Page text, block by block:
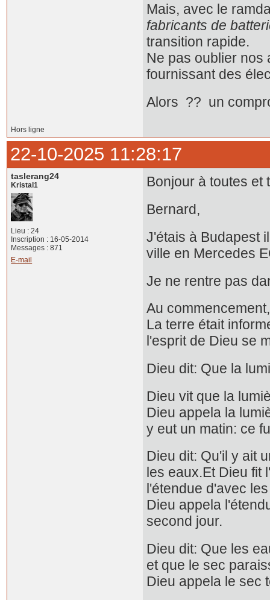
Mais, avec le
fabricants de
transition rapide.
Ne pas oublier nos
fournissant des
Alors ?? un
Hors ligne
22-10-2025 11:28:17
taslerang24
Kristal1
Lieu : 24
Inscription : 16-05-2014
Messages : 871
E-mail
Bonjour à toutes et
Bernard,
J'étais à Budapest
ville en Mercedes
Je ne rentre pas
Au
La terre était
l'esprit de Dieu se
Dieu dit: Que la
Dieu vit que la
Dieu appela la
y eut un matin: ce
Dieu dit: Qu'il y ait
les eaux.Et Dieu
l'étendue d'avec
Dieu appela
second jour.
Dieu dit: Que les
et que le sec
Dieu appela le sec